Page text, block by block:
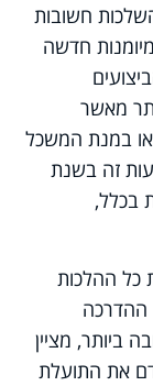
חשובות
חדשה
מאשר
או במנת המשכל
זה בשנת
בכלל,
כל ההלכות
ההדרכה
ביותר, מציין
את התועלת